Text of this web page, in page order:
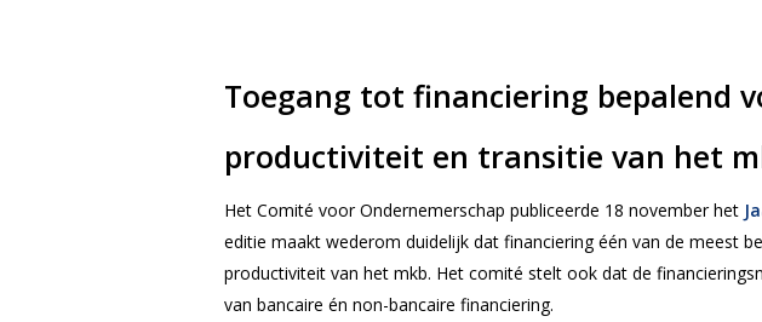
Toegang tot financiering bepalend
productiviteit en transitie van het
Het Comité voor Ondernemerschap publiceerde 18 november het
editie maakt wederom duidelijk dat financiering één van de meest
productiviteit van het mkb. Het comité stelt ook dat de
van bancaire én non-bancaire financiering.